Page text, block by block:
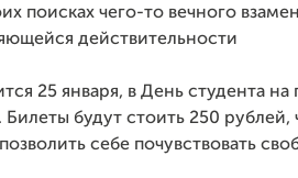
поисках чего-то вечного
действительности
25 января, в День студента на
будут стоить 250
себе почувствовать